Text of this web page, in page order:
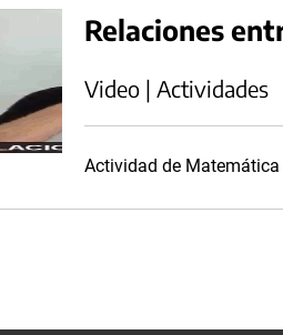
Relaciones
Video | Actividades
Actividad de Matemática